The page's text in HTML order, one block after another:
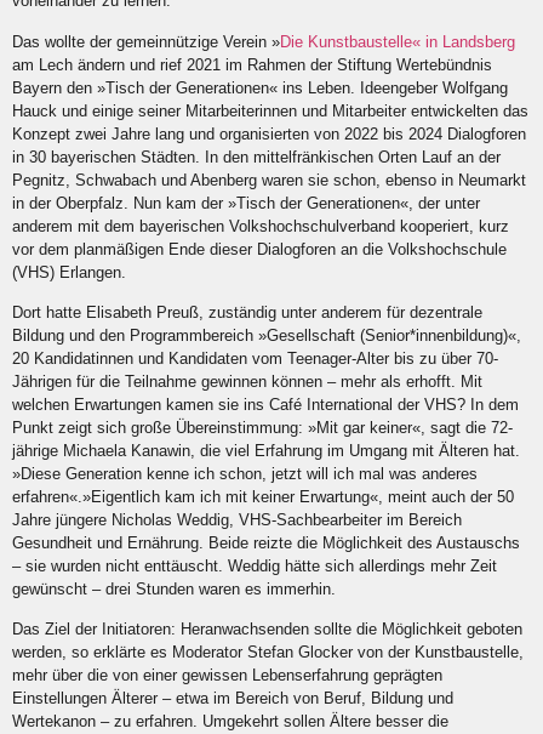
Das wollte der gemeinnützige Verein »Die Kunstbaustelle« in Landsberg
am Lech ändern und rief 2021 im Rahmen der Stiftung Wertebündnis
Bayern den »Tisch der Generationen« ins Leben. Ideengeber Wolfgang
Hauck und einige seiner Mitarbeiterinnen und Mitarbeiter entwickelten das
Konzept zwei Jahre lang und organisierten von 2022 bis 2024 Dialogforen
in 30 bayerischen Städten. In den mittelfränkischen Orten Lauf an der
Pegnitz, Schwabach und Abenberg waren sie schon, ebenso in Neumarkt
in der Oberpfalz. Nun kam der »Tisch der Generationen« , der unter
anderem mit dem bayerischen Volkshochschulverband kooperiert, kurz
vor dem planmäßigen Ende dieser Dialogforen an die Volkshochschule
(VHS) Erlangen.
Dort hatte Elisabeth Preuß, zuständig unter anderem für dezentrale
Bildung und den Programmbereich »Gesellschaft (Senior*innenbildung)«
20 Kandidatinnen und Kandidaten vom Teenager-Alter bis zu über 70-
Jährigen für die Teilnahme gewinnen können – mehr als erhofft. Mit
welchen Erwartungen kamen sie ins Café International der VHS? In dem
Punkt zeigt sich große Übereinstimmung: »Mit gar keiner« , sagt die 72-
jährige Michaela Kanawin, die viel Erfahrung im Umgang mit Ä lteren hat.
»Diese Generation kenne ich schon, jetzt will ich mal was anderes
erfahren« »Eigentlich kam ich mit keiner Erwartung« , meint auch der 50
Jahre jüngere Nicholas Weddig, VHS-Sachbearbeiter im Bereich
Gesundheit und Ernährung. Beide reizte die Möglichkeit des Austauschs
– sie wurden nicht enttäuscht. Weddig hätte sich allerdings mehr Zeit
gewünscht – drei Stunden waren es immerhin.
Das Ziel der Initiatoren: Heranwachsenden sollte die Möglichkeit geboten
werden, so erklärte es Moderator Stefan Glocker von der Kunstbaustelle,
mehr über die von einer gewissen Lebenserfahrung geprägten
Einstellungen Ä lterer – etwa im Bereich von Beruf, Bildung und
Wertekanon – zu erfahren. Umgekehrt sollen Ä ltere besser die